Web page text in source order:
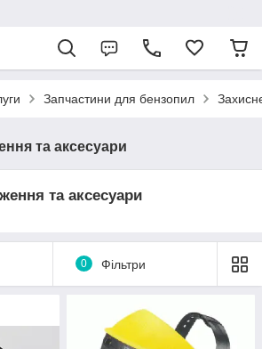
Запчастини для бензопил
та аксесуари
та аксесуари
0 Фільтри